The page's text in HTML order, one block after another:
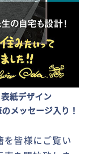
紙デザイン
メッセージ入り！
を皆様にご覧い